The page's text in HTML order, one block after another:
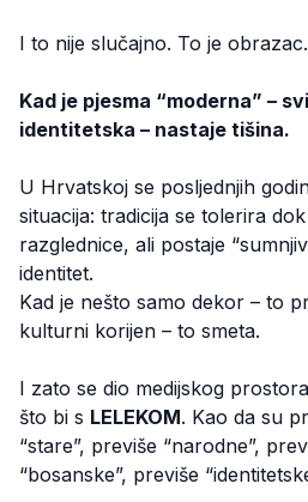
I to nije slučajno. To je obrazac.
Kad je pjesma “moderna” –
identitetska – nastaje tišina.
U Hrvatskoj se posljednjih
situacija: tradicija se tolerira
razglednice, ali postaje
identitet.
Kad je nešto samo dekor – to
kulturni korijen – to smeta.
I zato se dio medijskog
što bi s LELEKOM. Kao da su
“stare”, previše “narodne”,
“bosanske”, previše